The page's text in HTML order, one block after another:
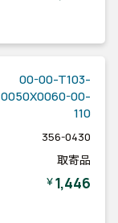
00-00-T103-
0050X0060-00-
110
356-0430
取寄品
￥1,446